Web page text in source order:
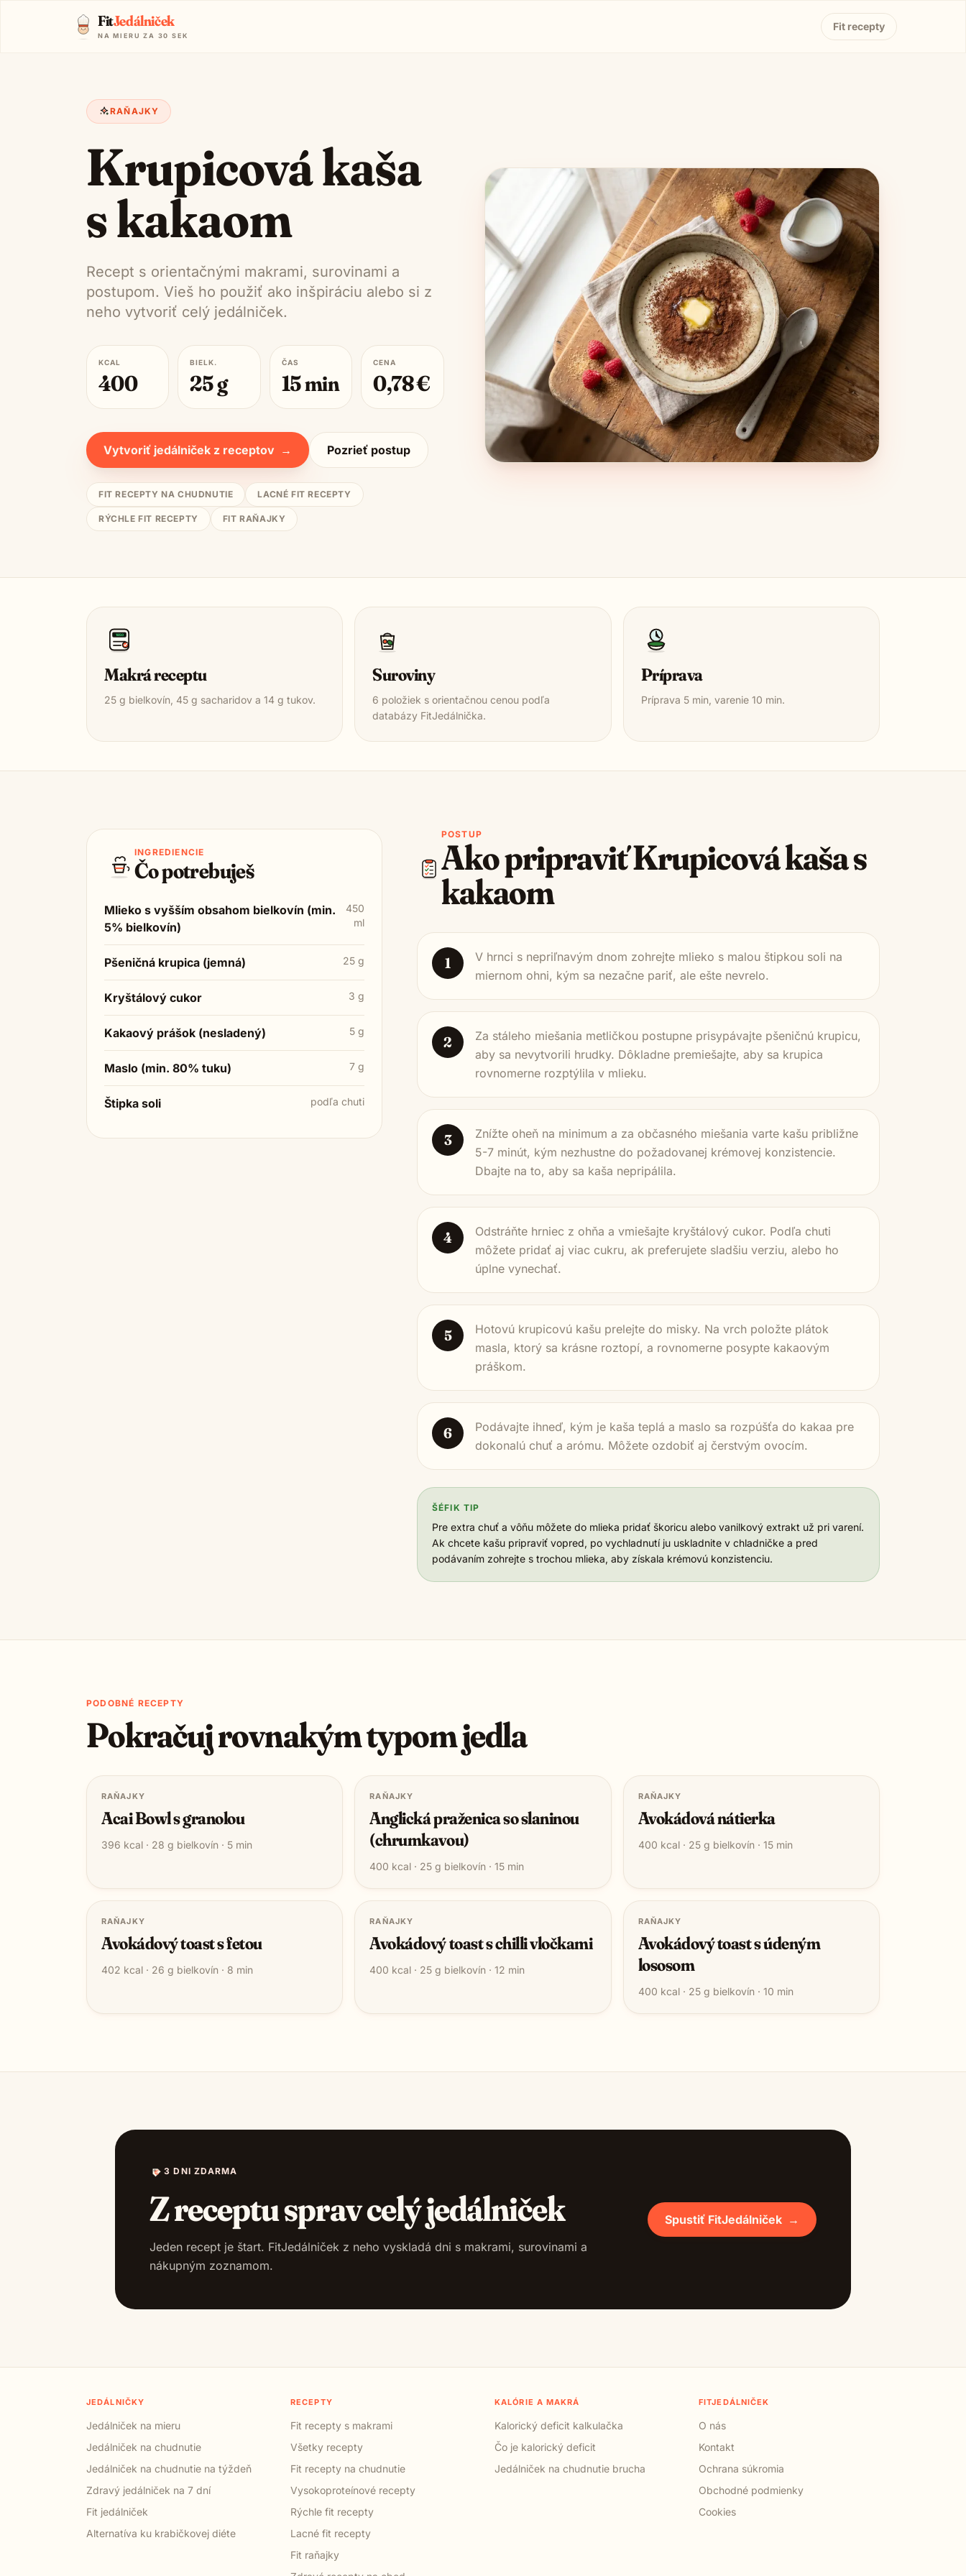
FitJedálniček
NA MIERU ZA 30 SEK
Fit recepty
RAŇAJKY
Krupicová kaša
s kakaom
Recept s orientačnými makrami, surovinami a
postupom. Vieš ho použiť ako inšpiráciu alebo si z
neho vytvoriť celý jedálniček.
KCAL
400
BIELK.
25g
ČAS
15min
CENA
0,78€
Vytvoriť jedálniček z receptov → Pozrieť postup
FIT RECEPTY NA CHUDNUTIE LACNÉ FIT RECEPTY
RÝCHLE FIT RECEPTY FIT RAŇAJKY
1850
Makrá receptu
25 g bielkovín, 45 g sacharidov a 14 g tukov.
Suroviny
6 položiek s orientačnou cenou podľa
databázy FitJedálnička.
Príprava
Príprava 5min, varenie 10 min.
INGREDIENCIE
Čo potrebuješ
Mlieko s vyšším obsahom bielkovín (min.
5% bielkovín)
450
ml
Pšeničná krupica (jemná) 25 g
Kryštálový cukor 3 g
Kakaový prášok (nesladený) 5 g
Maslo (min. 80% tuku) 7 g
Štipka soli podľa chuti
POSTUP
Ako pripraviťKrupicová kaša s
kakaom
1
V hrnci s nepriľnavým dnom zohrejte mlieko s malou štipkou soli na
miernom ohni, kým sa nezačne pariť, ale ešte nevrelo.
2
Za stáleho miešania metličkou postupne prisypávajte pšeničnú krupicu,
aby sa nevytvorili hrudky. Dôkladne premiešajte, aby sa krupica
rovnomerne rozptýlila v mlieku.
3
Znížte oheň na minimum a za občasného miešania varte kašu približne
5-7 minút, kým nezhustne do požadovanej krémovej konzistencie.
Dbajte na to, aby sa kaša nepripálila.
4
Odstráňte hrniec z ohňa a vmiešajte kryštálový cukor. Podľa chuti
môžete pridať aj viac cukru, ak preferujete sladšiu verziu, alebo ho
úplne vynechať.
5
Hotovú krupicovú kašu prelejte do misky. Na vrch položte plátok
masla, ktorý sa krásne roztopí, a rovnomerne posypte kakaovým
práškom.
6
Podávajte ihneď, kým je kaša teplá a maslo sa rozpúšťa do kakaa pre
dokonalú chuť a arómu. Môžete ozdobiť aj čerstvým ovocím.
ŠÉFIK TIP
Pre extra chuť a vôňu môžete do mlieka pridať škoricu alebo vanilkový extrakt už pri varení.
Ak chcete kašu pripraviť vopred, po vychladnutí ju uskladnite v chladničke a pred
podávaním zohrejte s trochou mlieka, aby získala krémovú konzistenciu.
PODOBNÉ RECEPTY
Pokračuj rovnakým typom jedla
RAŇAJKY
Acai Bowl s granolou
396 kcal · 28 g bielkovín · 5 min
RAŇAJKY
Anglická praženica so slaninou
(chrumkavou)
400 kcal · 25 g bielkovín ·15 min
RAŇAJKY
Avokádová nátierka
400 kcal · 25g bielkovín · 15min
RAŇAJKY
Avokádový toast s fetou
402 kcal · 26 g bielkovín · 8 min
RAŇAJKY
Avokádový toast s chilli vločkami
400 kcal · 25 g bielkovín ·12 min
RAŇAJKY
Avokádový toast s údeným
lososom
400 kcal · 25g bielkovín · 10 min
3 DNI ZDARMA
Z receptu sprav celý jedálniček
Jeden recept je štart. FitJedálniček z neho vyskladá dni s makrami, surovinami a
nákupným zoznamom.
Spustiť FitJedálniček →
JEDÁLNIČKY
Jedálniček na mieru
Jedálniček na chudnutie
Jedálniček na chudnutie na týždeň
Zdravý jedálniček na 7 dní
Fit jedálniček
Alternatíva ku krabičkovej diéte
RECEPTY
Fit recepty s makrami
Všetky recepty
Fit recepty na chudnutie
Vysokoproteínové recepty
Rýchle fit recepty
Lacné fit recepty
Fit raňajky
KALÓRIE A MAKRÁ
Kalorický deficit kalkulačka
Čo je kalorický deficit
Jedálniček na chudnutie brucha
FITJEDÁLNIČEK
O nás
Kontakt
Ochrana súkromia
Obchodné podmienky
Cookies